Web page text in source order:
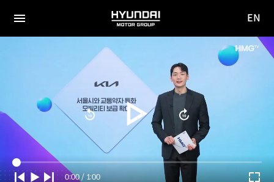
전체
HYUNDAI
MOTOR
GROUP
사이
EN
Current
0:00 / Duration
1:00